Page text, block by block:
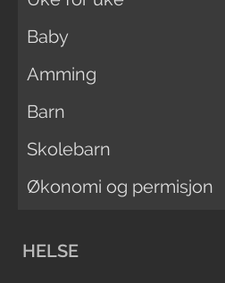
Baby
Amming
Barn
Skolebarn
Økonomi og permisjon
HELSE